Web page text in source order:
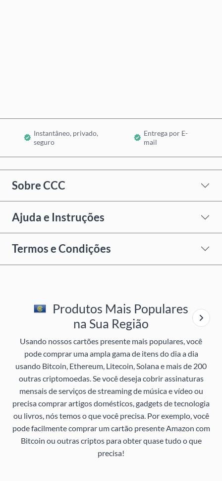
Instantâneo, privado,
seguro
Entrega por E-
mail
Sobre CCC
Ajuda e Instruções
Termos e Condições
Produtos Mais Populares
na Sua Região
Usando nossos cartões presente mais populares, você
pode comprar uma ampla gama de itens do dia a dia
usando Bitcoin, Ethereum, Litecoin, Solana e mais de 200
outras criptomoedas. Se você deseja cobrir assinaturas
mensais de serviços de streaming de música e vídeo ou
precisa comprar artigos domésticos, gadgets de tecnologia
ou livros, nós temos o que você precisa. Por exemplo, você
pode facilmente comprar um cartão presente Amazon com
Bitcoin ou outras criptos para obter quase tudo o que
precisa!